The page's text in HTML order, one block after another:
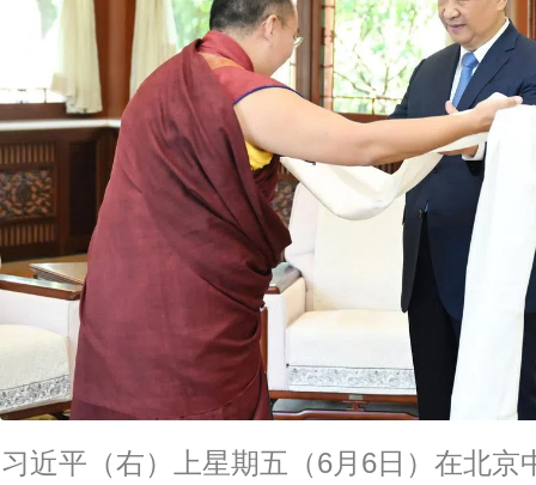
习近平（右）上星期五（6月6日）在北京